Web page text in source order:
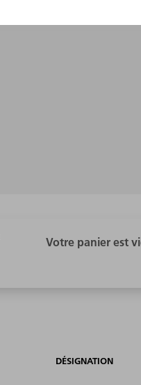
DÉSIGNATION